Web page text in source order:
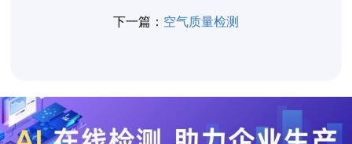
下一篇： 空气质量检测